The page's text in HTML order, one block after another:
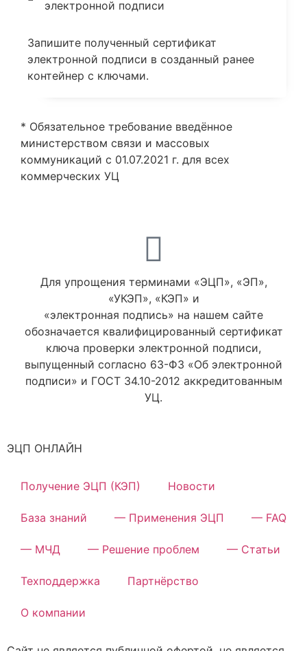
электронной подписи
Запишите полученный сертификат
электронной подписи в созданный ранее
контейнер с ключами.
* Обязательное требование введённое
министерством связи и массовых
коммуникаций с 01.07.2021 г. для всех
коммерческих УЦ
Для упрощения терминами «ЭЦП», «ЭП»,
«УКЭП», «КЭП» и
«электронная подпись» на нашем сайте
обозначается квалифицированный сертификат
ключа проверки электронной подписи,
выпущенный согласно 63-ФЗ «Об электронной
подписи» и ГОСТ 34.10-2012 аккредитованным
УЦ.
ЭЦП ОНЛАЙН
Получение ЭЦП (КЭП) Новости
База знаний — Применения ЭЦП — FAQ
— МЧД — Решение проблем — Статьи
Техподдержка Партнёрство
О компании